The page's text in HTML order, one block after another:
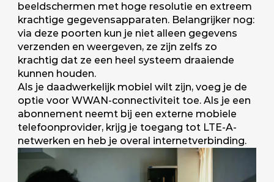
beeldschermen met hoge resolutie en extreem
krachtige gegevensapparaten. Belangrijker nog:
via deze poorten kun je niet alleen gegevens
verzenden en weergeven, ze zijn zelfs zo
krachtig dat ze een heel systeem draaiende
kunnen houden.
Als je daadwerkelijk mobiel wilt zijn, voeg je de
optie voor WWAN-connectiviteit toe. Als je een
abonnement neemt bij een externe mobiele
telefoonprovider, krijg je toegang tot LTE-A-
netwerken en heb je overal internetverbinding.